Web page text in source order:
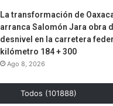
La transformación de
arranca Salomón Jara obra
desnivel en la carretera
kilómetro 184 + 300
Ago 8, 2026
Todos (101888)